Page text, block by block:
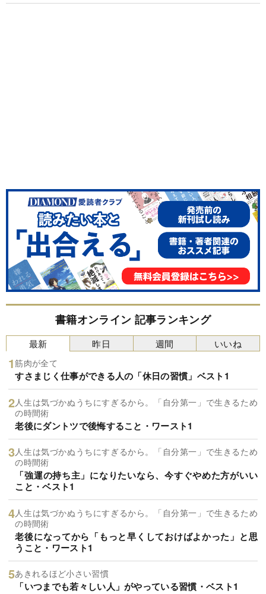
書籍オンライン 記事ランキング
最新
筋肉が全て
すさまじく仕事ができる人の「休日の習慣」ベスト1
人生は気づかぬうちにすぎるから。「自分第一」で生きるため
の時間術
老後にダントツで後悔すること・ワースト1
人生は気づかぬうちにすぎるから。「自分第一」で生きるため
の時間術
「強運の持ち主」になりたいなら、今すぐやめた方がいい
こと・ベスト1
人生は気づかぬうちにすぎるから。「自分第一」で生きるため
の時間術
老後になってから「もっと早くしておけばよかった」と思
うこと・ワースト1
あきれるほど小さい習慣
「いつまでも若々しい人」がやっている習慣・ベスト1
昨日 週間 いいね